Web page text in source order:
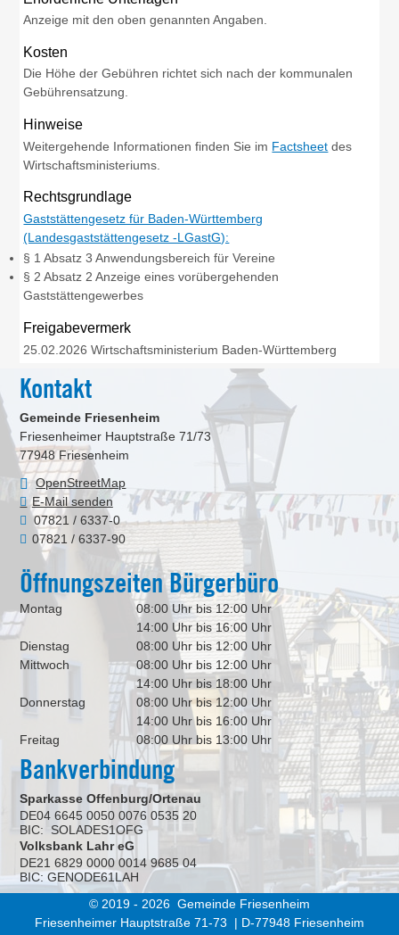
Anzeige mit den oben genannten Angaben.
Kosten
Die Höhe der Gebühren richtet sich nach der kommunalen
Gebührensatzung.
Hinweise
Weitergehende Informationen finden Sie im Factsheet des
Wirtschaftsministeriums.
Rechtsgrundlage
Gaststättengesetz für Baden-Württemberg
(Landesgaststättengesetz -LGastG):
§ 1 Absatz 3 Anwendungsbereich für Vereine
§ 2 Absatz 2 Anzeige eines vorübergehenden
Gaststättengewerbes
Freigabevermerk
25.02.2026 Wirtschaftsministerium Baden-Württemberg
Kontakt
Gemeinde Friesenheim
Friesenheimer Hauptstraße 71/73
77948 Friesenheim
OpenStreetMap
E-Mail senden
07821 / 6337-0
07821 / 6337-90
Öffnungszeiten Bürgerbüro
Montag
08:00 Uhr bis 12:00 Uhr
14:00 Uhr bis 16:00 Uhr
Dienstag
08:00 Uhr bis 12:00 Uhr
Mittwoch
08:00 Uhr bis 12:00 Uhr
14:00 Uhr bis 18:00 Uhr
Donnerstag
08:00 Uhr bis 12:00 Uhr
14:00 Uhr bis 16:00 Uhr
Freitag
08:00 Uhr bis 13:00 Uhr
Bankverbindung
Sparkasse Offenburg/Ortenau
DE04 6645 0050 0076 0535 20
BIC: SOLADES1OFG
Volksbank Lahr eG
DE21 6829 0000 0014 9685 04
BIC: GENODE61LAH
© 2019 - 2026 Gemeinde Friesenheim
Friesenheimer Hauptstraße 71-73 | D-77948 Friesenheim